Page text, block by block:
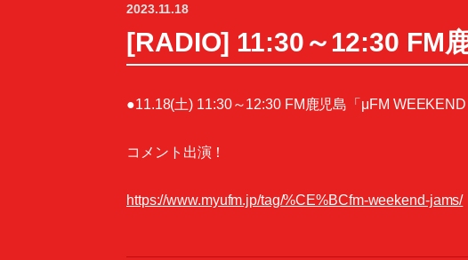
2023.11.18
[RADIO] 11:30～12:30 FM
●11.18(土) 11:30～12:30 FM鹿児島「μFM WEEKEND
コメント出演！
https://www.myufm.jp/tag/%CE%BCfm-weekend-jams/